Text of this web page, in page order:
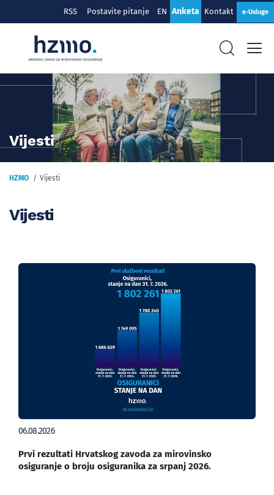
RSS Postavite pitanje EN Anketa Kontakt e-Usluge
Vijesti
HZMO Vijesti
Vijesti
06.08.2026
Prvi rezultati Hrvatskog zavoda za mirovinsko
osiguranje o broju osiguranika za srpanj 2026.